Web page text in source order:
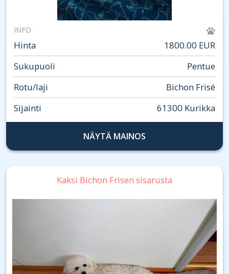
INFO
Hinta
1800.00 EUR
Sukupuoli
Pentue
Rotu/laji
Bichon Frisé
Sijainti
61300 Kurikka
NÄYTÄ MAINOS
Kaksi Bichon Frisen sisarusta